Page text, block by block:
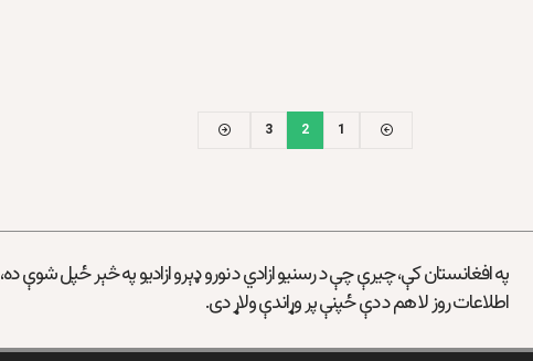
1
2
3
په افغانستان کې، چیرې چې د رسنیو ازادي د نورو ډېرو ازادیو په څېر ځپل شوې ده،
اطلاعات روز لا هم د دې ځپنې پر وړاندې ولاړ دی.